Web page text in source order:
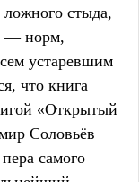
ложного стыда,
— норм,
устаревшим
что книга
«Открытый
Соловьёв
самого